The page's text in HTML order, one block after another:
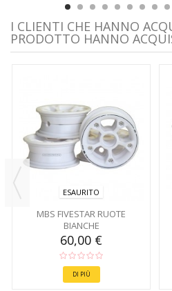
I CLIENTI CHE HANNO
PRODOTTO HANNO
ESAURITO
MBS FIVESTAR RUOTE
BIANCHE
60,00 €
DI PIÙ